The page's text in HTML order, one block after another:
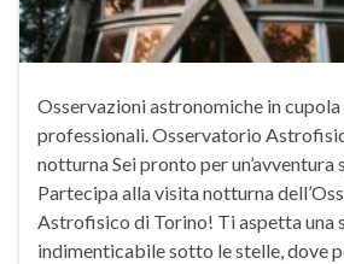
Osservazioni astronomiche in
professionali. Osservatorio
notturna Sei pronto per un’avventura
Partecipa alla visita notturna
Astrofisico di Torino! Ti aspetta una
indimenticabile sotto le stelle, dove